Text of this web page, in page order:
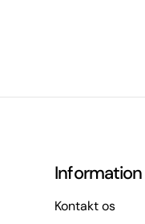
Information
Kontakt os